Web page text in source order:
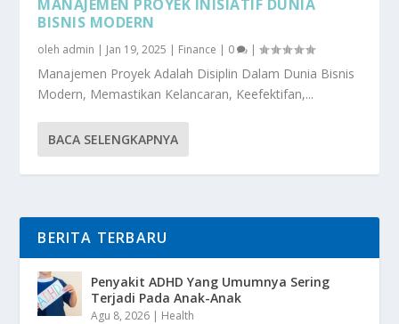
MANAJEMEN PROYEK INISIATIF DUNIA
BISNIS MODERN
oleh admin | Jan 19, 2025 | Finance | 0 |
Manajemen Proyek Adalah Disiplin Dalam Dunia Bisnis
Modern, Memastikan Kelancaran, Keefektifan,...
BACA SELENGKAPNYA
BERITA TERBARU
Penyakit ADHD Yang Umumnya Sering
Terjadi Pada Anak-Anak
Agu 8, 2026 | Health